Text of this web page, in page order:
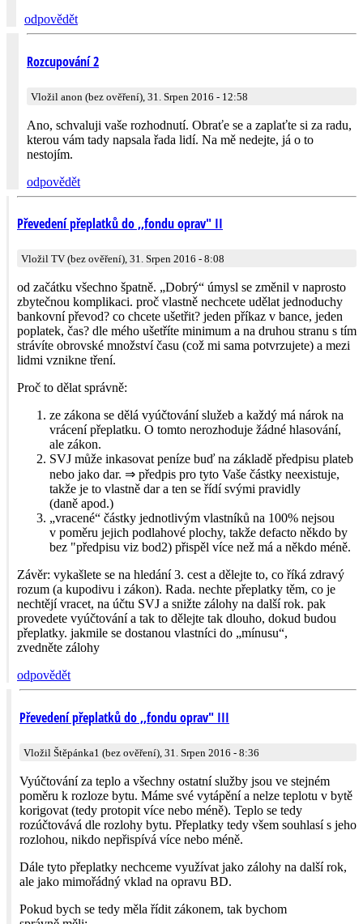
odpovědět
Rozcupování 2
Vložil anon (bez ověření), 31. Srpen 2016 - 12:58
Ano, schvaluji vaše rozhodnutí. Obraťe se a zaplaťte si za radu,
kterou vám tady napsala řada lidí. Na mě nedejte, já o to
nestojím.
odpovědět
Převedení přeplatků do ,,fondu oprav" II
Vložil TV (bez ověření), 31. Srpen 2016 - 8:08
od začátku všechno špatně. „Dobrý“ úmysl se změnil v naprosto
zbytečnou komplikaci. proč vlastně nechcete udělat jednoduchy
bankovní převod? co chcete ušetřit? jeden příkaz v bance, jeden
poplatek, čas? dle mého ušetříte minimum a na druhou stranu s tím
strávíte obrovské množství času (což mi sama potvrzujete) a mezi
lidmi vznikne tření.
Proč to dělat správně:
ze zákona se dělá vyúčtování služeb a každý má nárok na
vrácení přeplatku. O tomto nerozhoduje žádné hlasování,
ale zákon.
SVJ může inkasovat peníze buď na základě předpisu plateb
nebo jako dar. ⇒ předpis pro tyto Vaše částky neexistuje,
takže je to vlastně dar a ten se řídí svými pravidly
(daně apod.)
„vracené“ částky jednotlivým vlastníků na 100% nejsou
v poměru jejich podlahové plochy, takže defacto někdo by
bez "předpisu viz bod2) přispěl více než má a někdo méně.
Závěr: vykašlete se na hledání 3. cest a dělejte to, co říká zdravý
rozum (a kupodivu i zákon). Rada. nechte přeplatky těm, co je
nechtějí vracet, na účtu SVJ a snižte zálohy na další rok. pak
provedete vyúčtování a tak to dělejte tak dlouho, dokud budou
přeplatky. jakmile se dostanou vlastníci do „mínusu“,
zvedněte zálohy
odpovědět
Převedení přeplatků do ,,fondu oprav" III
Vložil Štěpánka1 (bez ověření), 31. Srpen 2016 - 8:36
Vyúčtování za teplo a všechny ostatní služby jsou ve stejném
poměru k rozloze bytu. Máme své vytápění a nelze teplotu v bytě
korigovat (tedy protopit více nebo méně). Teplo se tedy
rozúčtovává dle rozlohy bytu. Přeplatky tedy všem souhlasí s jeho
rozlohou, nikdo nepřispívá více nebo méně.
Dále tyto přeplatky nechceme využívat jako zálohy na další rok,
ale jako mimořádný vklad na opravu BD.
Pokud bych se tedy měla řídit zákonem, tak bychom